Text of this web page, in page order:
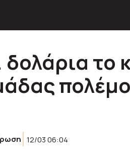
το
12/03 06:04